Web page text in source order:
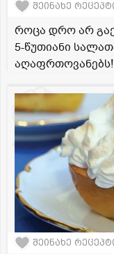
შეინახე
როცა დრო არ
5-წუთიანი
აღაფრთოვანებს!
შეინახე